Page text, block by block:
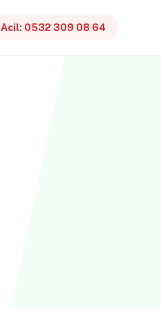
Acil: 0532 309 08 64